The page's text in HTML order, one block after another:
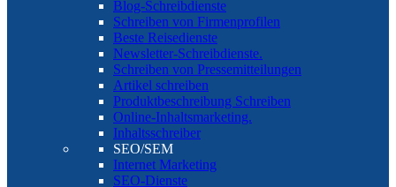
Blog-Schreibdienste
Schreiben von Firmenprofilen
Beste Reisedienste
Newsletter-Schreibdienste.
Schreiben von Pressemitteilungen
Artikel schreiben
Produktbeschreibung Schreiben
Online-Inhaltsmarketing.
Inhaltsschreiber
SEO/SEM
Internet Marketing
SEO-Dienste